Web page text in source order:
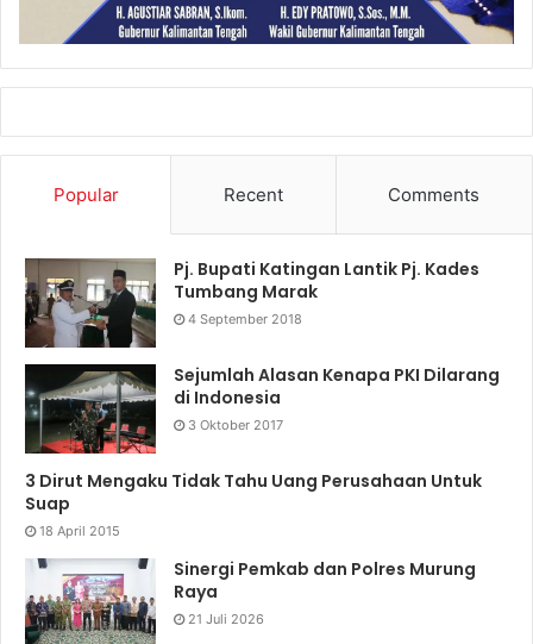
Popular Recent Comments
Pj. Bupati Katingan Lantik Pj. Kades
Tumbang Marak
4 September 2018
Sejumlah Alasan Kenapa PKI Dilarang
di Indonesia
3 Oktober 2017
3 Dirut Mengaku Tidak Tahu Uang Perusahaan Untuk
Suap
18 April 2015
Sinergi Pemkab dan Polres Murung
Raya
21 Juli 2026